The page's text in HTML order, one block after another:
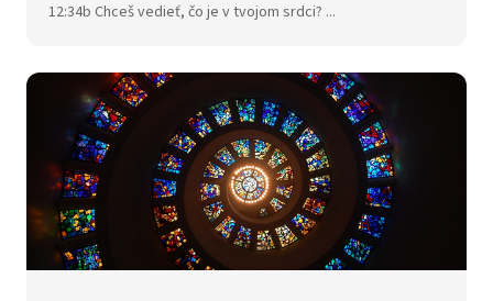
12:34b Chceš vedieť, čo je v tvojom srdci? ...